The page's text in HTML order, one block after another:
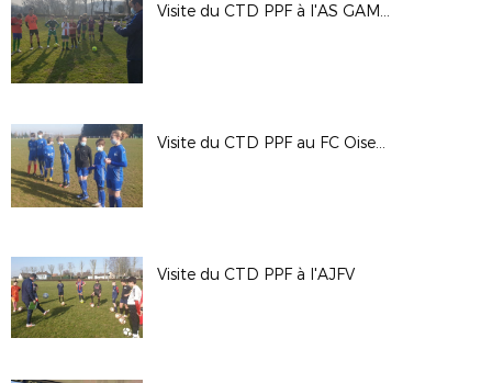
Visite du CTD PPF à l'AS GAMACHES
Visite du CTD PPF au FC Oisemont
Visite du CTD PPF à l'AJFV